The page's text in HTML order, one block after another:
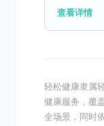
啤酒）。
查看详情
轻松健康隶属
健康服务，覆
全场景，同时